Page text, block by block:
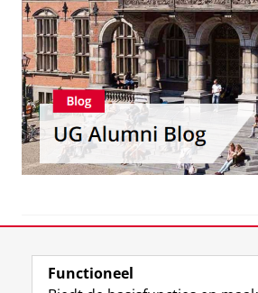
View this page in:English
Functioneel